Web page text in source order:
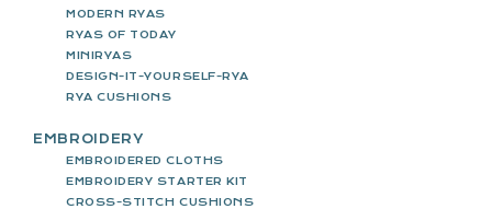
MODERN RYAS
RYAS OF TODAY
MINIRYAS
DESIGN-IT-YOURSELF-RYA
RYA CUSHIONS
EMBROIDERY
EMBROIDERED CLOTHS
EMBROIDERY STARTER KIT
CROSS-STITCH CUSHIONS